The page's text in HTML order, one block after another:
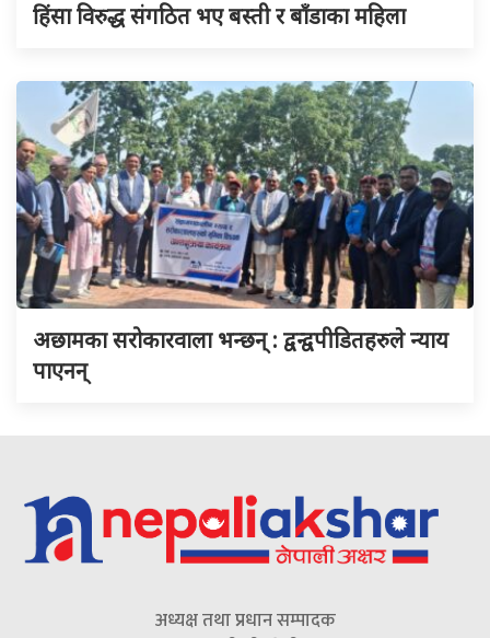
हिंसा विरुद्ध संगठित भए बस्ती र बाँडाका महिला
अछामका सरोकारवाला भन्छन् : द्वन्द्वपीडितहरुले न्याय
पाएनन्
अध्यक्ष तथा प्रधान सम्पादक